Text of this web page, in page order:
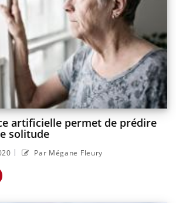
artificielle permet de prédire
solitude
| Par Mégane Fleury